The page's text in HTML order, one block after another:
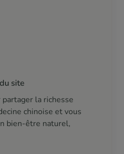
site
partager la richesse
chinoise et vous
bien-être naturel,